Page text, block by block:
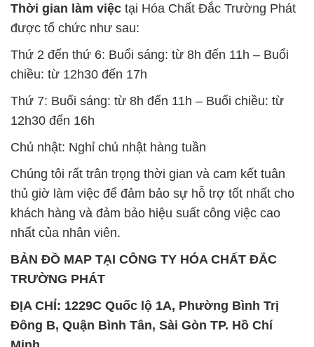
Thời gian làm việc tại Hóa Chất Đắc Trường Phát
được tổ chức như sau:
Thứ 2 đến thứ 6: Buổi sáng: từ 8h đến 11h – Buổi
chiều: từ 12h30 đến 17h
Thứ 7: Buổi sáng: từ 8h đến 11h – Buổi chiều: từ
12h30 đến 16h
Chủ nhật: Nghỉ chủ nhật hàng tuần
Chúng tôi rất trân trọng thời gian và cam kết tuân
thủ giờ làm việc để đảm bảo sự hỗ trợ tốt nhất cho
khách hàng và đảm bảo hiệu suất công việc cao
nhất của nhân viên.
BẢN ĐỒ MAP TẠI CÔNG TY HÓA CHẤT ĐẮC
TRƯỜNG PHÁT
ĐỊA CHỈ: 1229C Quốc lộ 1A, Phường Bình Trị
Đông B, Quận Bình Tân, Sài Gòn TP. Hồ Chí